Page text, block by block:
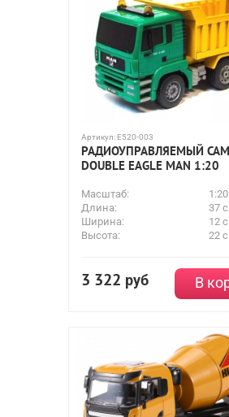
Артикул: E520-003
РАДИОУПРАВЛЯЕМЫЙ
DOUBLE EAGLE MAN 1:20
Масштаб:
1:20
Длина:
37
Ширина:
12
Высота:
22
3 322 руб В